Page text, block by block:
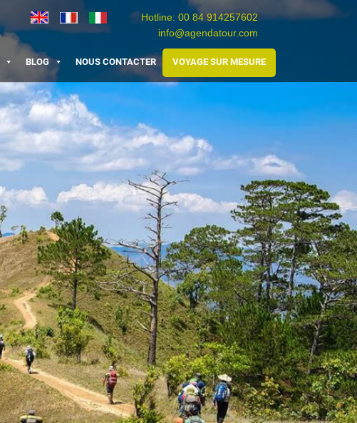
Travel
Vietnam
Agence
voyage
au
Vietnam
Viaggio
Hotline:00 84 914257602
info@agendatour.com
BLOG NOUS CONTACTER VOYAGE SUR MESURE